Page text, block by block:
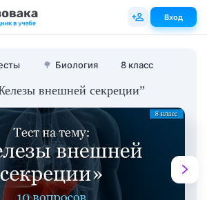
🌳 Биология 8 класс
внешней секреции”
Вход